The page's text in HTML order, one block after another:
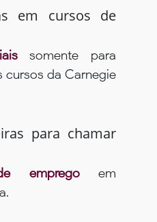
em cursos de
somente para
cursos da Carnegie
para chamar
empregoem